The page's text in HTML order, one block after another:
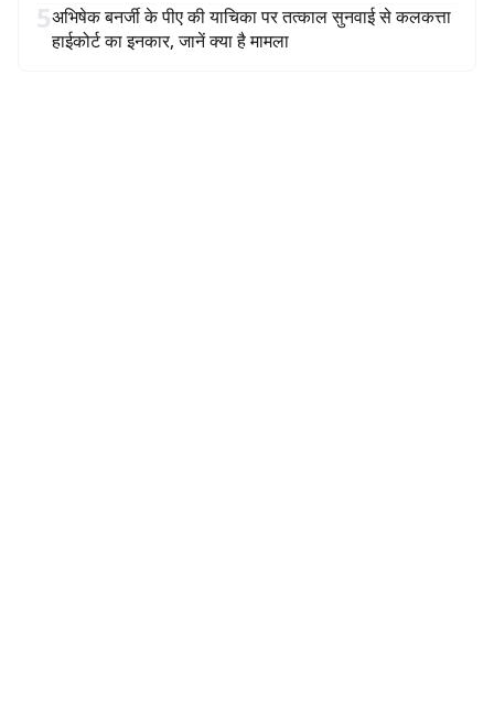
5अभिषेक बनर्जी के पीए की याचिका पर तत्काल सुनवाई से कलकत्ता
हाईकोर्ट का इनकार, जानें क्या है मामला